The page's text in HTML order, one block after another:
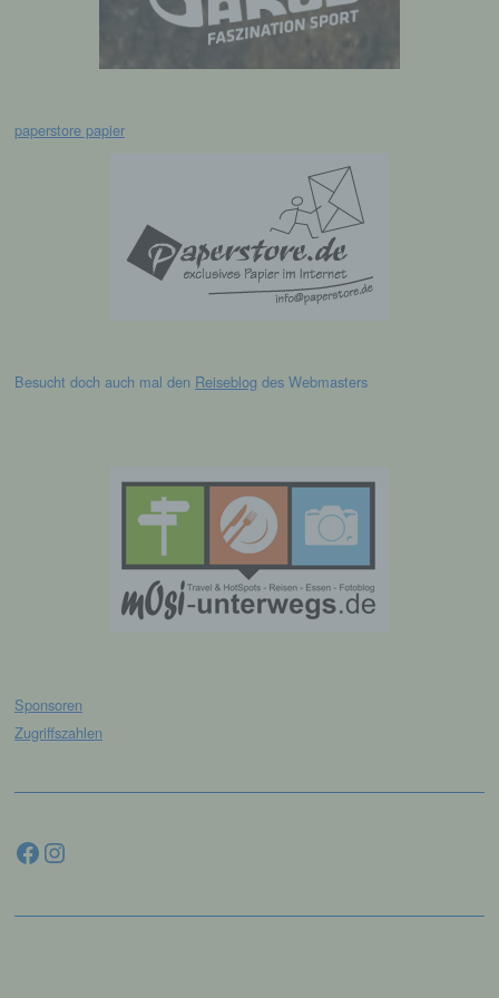
paperstore papier
Besucht doch auch mal den Reiseblog des Webmasters
Sponsoren
Zugriffszahlen
Facebook
personenbezogenen Daten verwendet
werden, um bestimmte persönliche Aspekte,
die sich auf eine natürliche Person beziehen,
zu bewerten, insbesondere, um Aspekte
Interessen, Zuverlässigkeit, Verhalten,
natürlichen Person zu analysieren oder
f) Pseudonymisierung
ohne Hinzuziehung zusätzlicher
Informationen nicht mehr einer spezifischen
Maßnahmen unterliegen, die gewährleisten,
dass die personenbezogenen Daten nicht
einer identifizierten oder identifizierbaren
natürlichen Person zugewiesen werden.
g) Verantwortlicher oder für die
juristische Person, Behörde, Einrichtung
und Mittel der Verarbeitung von
beziehungsweise können die bestimmten